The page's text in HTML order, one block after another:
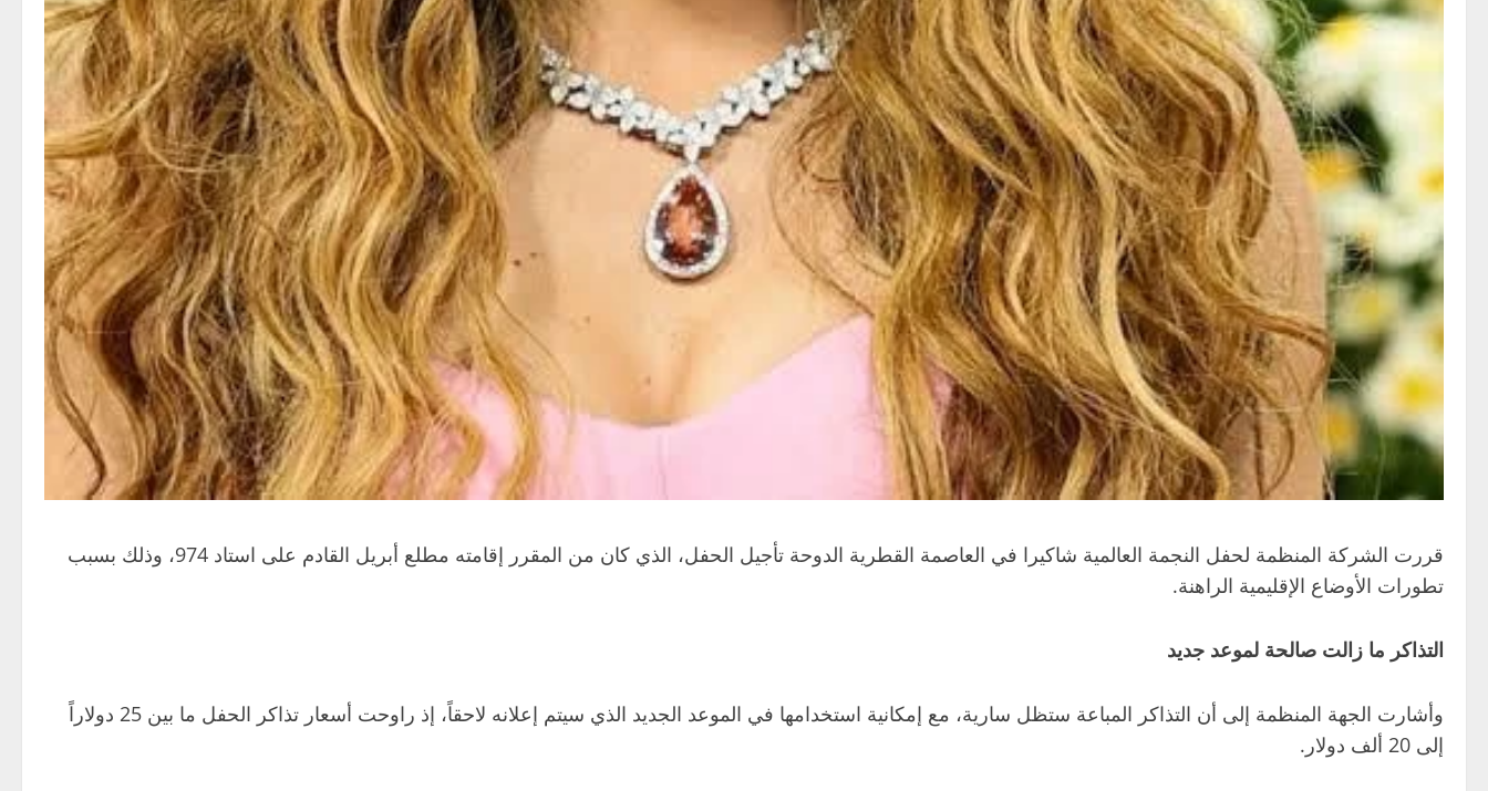
قررت الشركة المنظمة لحفل النجمة العالمية شاكيرا في العاصمة القطرية الدوحة تأجيل الحفل، الذي كان من المقرر إقامته مطلع أبريل القادم على استاد 974، وذلك بسبب
تطورات الأوضاع الإقليمية الراهنة.
التذاكر ما زالت صالحة لموعد جديد
وأشارت الجهة المنظمة إلى أن التذاكر المباعة ستظل سارية، مع إمكانية استخدامها في الموعد الجديد الذي سيتم إعلانه لاحقاً، إذ راوحت أسعار تذاكر الحفل ما بين 25 دولاراً
إلى 20 ألف دولار.